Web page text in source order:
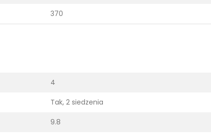
370
4
Tak, 2 siedzenia
9.8